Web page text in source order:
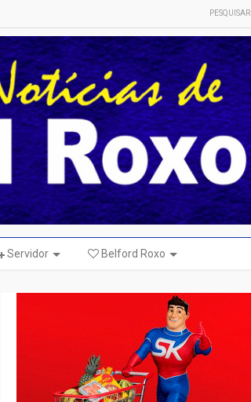
PESQUISAR
Servidor Belford Roxo